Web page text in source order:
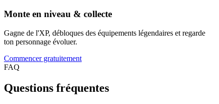
Monte en niveau & collecte
Gagne de l'XP, débloques des équipements légendaires et regarde
ton personnage évoluer.
Commencer gratuitement
FAQ
Questions fréquentes